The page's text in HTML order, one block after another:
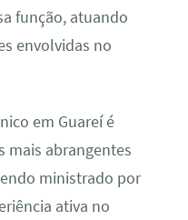
função, atuando
envolvidas no
em Guareí é
mais abrangentes
ministrado por
ativa no